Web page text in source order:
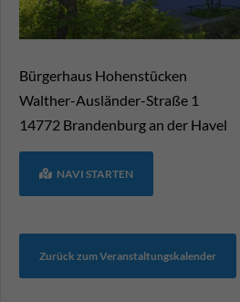
Bürgerhaus Hohenstücken
Walther-Ausländer-Straße 1
14772 Brandenburg an der Havel
NAVI STARTEN
Zurück zum Veranstaltungskalender